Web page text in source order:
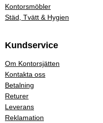
Kontorsmöbler
Städ, Tvätt & Hygien
Kundservice
Om Kontorsjätten
Kontakta oss
Betalning
Returer
Leverans
Reklamation